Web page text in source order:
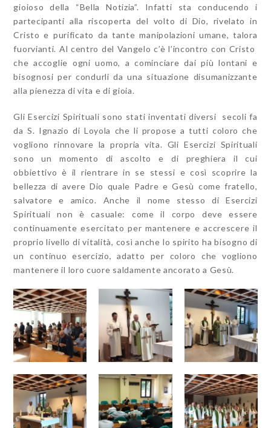
gioioso della “Bella Notizia”. Infatti sta conducendo i
partecipanti alla riscoperta del volto di Dio, rivelato in
Cristo e purificato da tante manipolazioni umane, talora
fuorvianti. Al centro del Vangelo c’è l’incontro con Cristo
che accoglie ogni uomo, a cominciare dai più lontani e
bisognosi per condurli da una situazione disumanizzante
alla pienezza di vita e di gioia.
Gli Esercizi Spirituali sono stati inventati diversi secoli fa
da S. Ignazio di Loyola che li propose a tutti coloro che
vogliono rinnovare la propria vita. Gli Esercizi Spirituali
sono un momento di ascolto e di preghiera il cui
obbiettivo è il rientrare in se stessi e così scoprire la
bellezza di avere Dio quale Padre e Gesù come fratello,
salvatore e amico. Anche il nome stesso di Esercizi
Spirituali non è casuale: come il corpo deve essere
continuamente esercitato per mantenere e accrescere il
proprio livello di vitalità, così anche lo spirito ha bisogno di
un continuo esercizio, adatto per coloro che vogliono
mantenere il loro cuore saldamente ancorato a Gesù.